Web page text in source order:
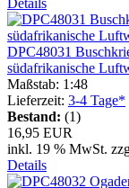
DPC48031
südafrikanische
Maßstab: 1:48
Lieferzeit: 3-4 Tage*
Bestand: (1)
16,95 EUR
inkl. 19 % MwSt.
Details